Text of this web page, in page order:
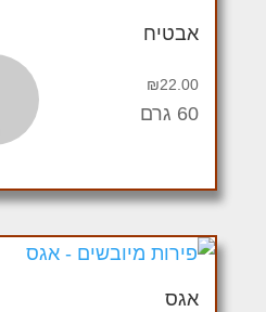
אבטיח
₪22.00
60 גרם
אגס